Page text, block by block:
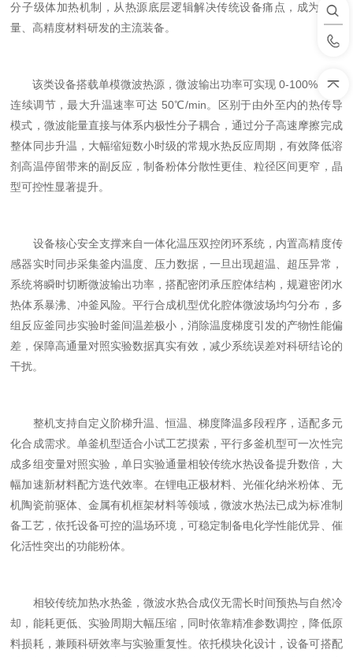
分子级体加热机制，从热源底层逻辑解决传统设备痛点，成为高通
量、高精度材料研发的主流装备。
该类设备搭载单模微波热源，微波输出功率可实现 0-100% 无级
连续调节，最大升温速率可达 50℃/min。区别于由外至内的热传导
模式，微波能量直接与体系内极性分子耦合，通过分子高速摩擦完成
整体同步升温，大幅缩短数小时级的常规水热反应周期，有效降低溶
剂高温停留带来的副反应，制备粉体分散性更佳、粒径区间更窄，晶
型可控性显著提升。
设备核心安全支撑来自一体化温压双控闭环系统，内置高精度传
感器实时同步采集釜内温度、压力数据，一旦出现超温、超压异常，
系统将瞬时切断微波输出功率，搭配密闭承压腔体结构，规避密闭水
热体系暴沸、冲釜风险。平行合成机型优化腔体微波场均匀分布，多
组反应釜同步实验时釜间温差极小，消除温度梯度引发的产物性能偏
差，保障高通量对照实验数据真实有效，减少系统误差对科研结论的
干扰。
整机支持自定义阶梯升温、恒温、梯度降温多段程序，适配多元
化合成需求。单釜机型适合小试工艺摸索，平行多釜机型可一次性完
成多组变量对照实验，单日实验通量相较传统水热设备提升数倍，大
幅加速新材料配方迭代效率。在锂电正极材料、光催化纳米粉体、无
机陶瓷前驱体、金属有机框架材料等领域，微波水热法已成为标准制
备工艺，依托设备可控的温场环境，可稳定制备电化学性能优异、催
化活性突出的功能粉体。
相较传统加热水热釜，微波水热合成仪无需长时间预热与自然冷
却，能耗更低、实验周期大幅压缩，同时依靠精准参数调控，降低原
料损耗，兼顾科研效率与实验重复性。依托模块化设计，设备可搭配